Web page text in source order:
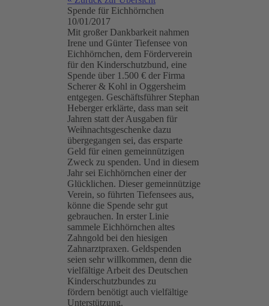
Spende für Eichhörnchen
10/01/2017
Mit großer Dankbarkeit nahmen
Irene und Günter Tiefensee von
Eichhörnchen, dem Förderverein
für den Kinderschutzbund, eine
Spende über 1.500 € der Firma
Scherer & Kohl in Oggersheim
entgegen. Geschäftsführer Stephan
Heberger erklärte, dass man seit
Jahren statt der Ausgaben für
Weihnachtsgeschenke dazu
übergegangen sei, das ersparte
Geld für einen gemeinnützigen
Zweck zu spenden. Und in diesem
Jahr sei Eichhörnchen einer der
Glücklichen. Dieser gemeinnützige
Verein, so führten Tiefensees aus,
könne die Spende sehr gut
gebrauchen. In erster Linie
sammele Eichhörnchen altes
Zahngold bei den hiesigen
Zahnarztpraxen. Geldspenden
seien sehr willkommen, denn die
vielfältige Arbeit des Deutschen
Kinderschutzbundes zu
fördern benötigt auch vielfältige
Unterstützung.